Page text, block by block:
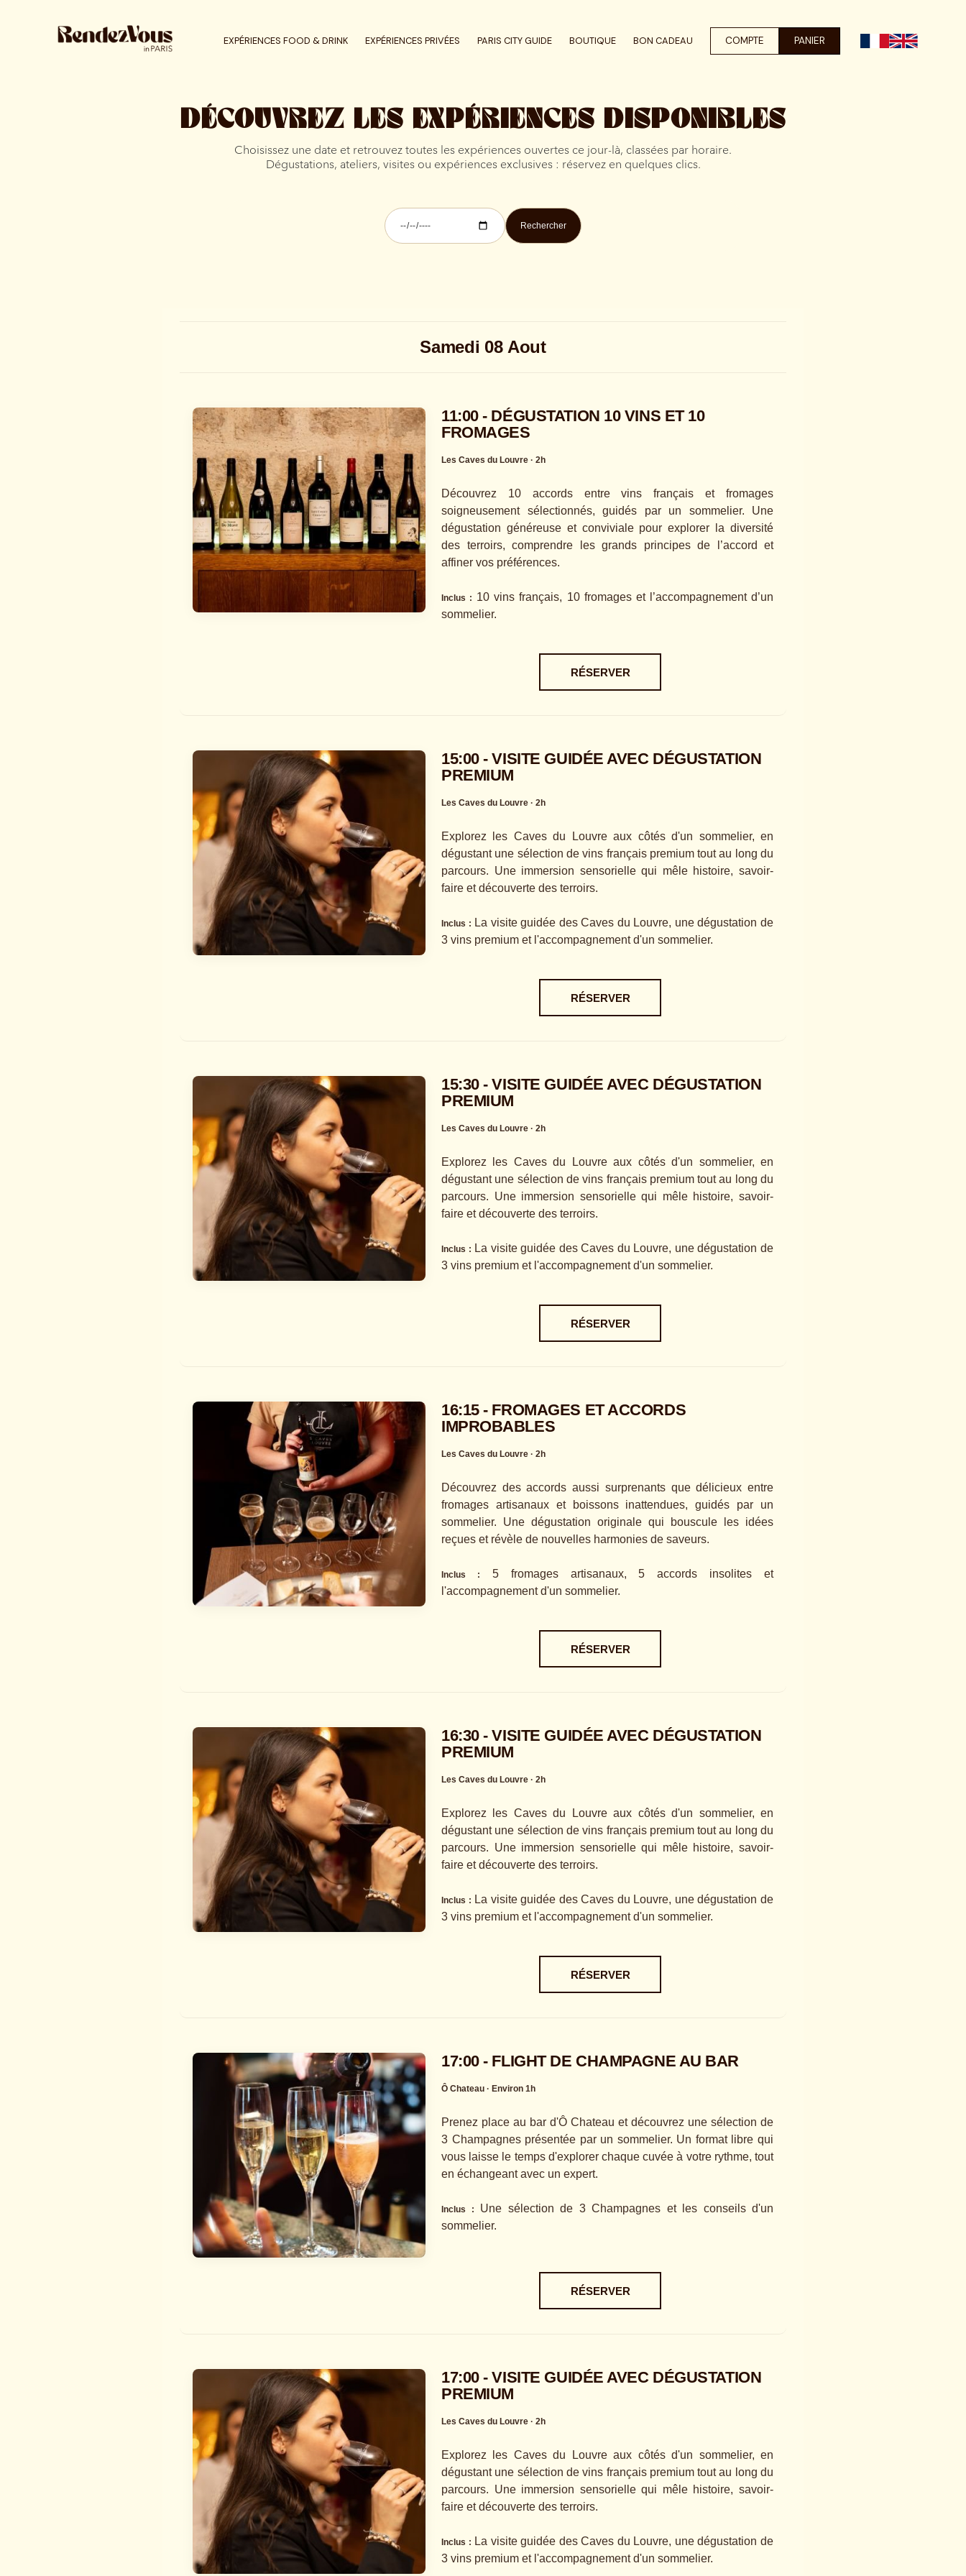
EXPÉRIENCES FOOD & DRINK EXPÉRIENCES PRIVÉES PARIS CITY GUIDE BOUTIQUE BON CADEAU COMPTE PANIER
DÉCOUVREZ LES EXPÉRIENCES DISPONIBLES
Choisissez une date et retrouvez toutes les expériences ouvertes ce jour-là, classées par horaire.
Dégustations, ateliers, visites ou expériences exclusives : réservez en quelques clics.
Rechercher